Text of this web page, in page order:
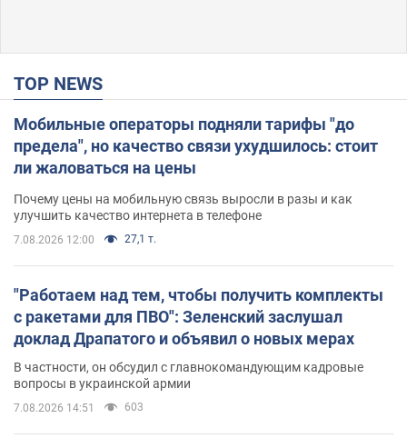
TOP NEWS
Мобильные операторы подняли тарифы "до
предела", но качество связи ухудшилось: стоит
ли жаловаться на цены
Почему цены на мобильную связь выросли в разы и как
улучшить качество интернета в телефоне
7.08.2026 12:00 27,1 т.
"Работаем над тем, чтобы получить комплекты
с ракетами для ПВО": Зеленский заслушал
доклад Драпатого и объявил о новых мерах
В частности, он обсудил с главнокомандующим кадровые
вопросы в украинской армии
7.08.2026 14:51 603